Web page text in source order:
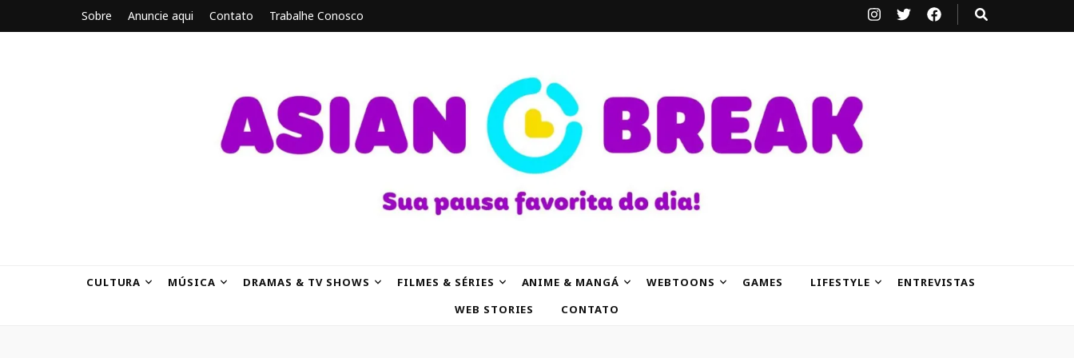
Sobre Anuncie aqui Contato Trabalhe Conosco
CULTURA MÚSICA DRAMAS & TV SHOWS FILMES & SÉRIES ANIME & MANGÁ WEBTOONS GAMES LIFESTYLE
ENTREVISTAS
WEB STORIES
CONTATO